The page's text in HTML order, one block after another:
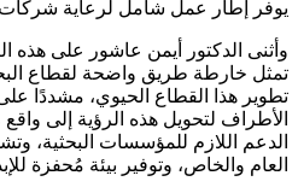
يوفر إطار عمل شامل لرعاية شركات
وأثنى الدكتور أيمن عاشور على هذه
تمثل خارطة طريق واضحة لقطاع
تطوير هذا القطاع الحيوي، مشددًا
الأطراف لتحويل هذه الرؤية إلى
الدعم اللازم للمؤسسات البحثية،
العام والخاص، وتوفير بيئة مُحفزة